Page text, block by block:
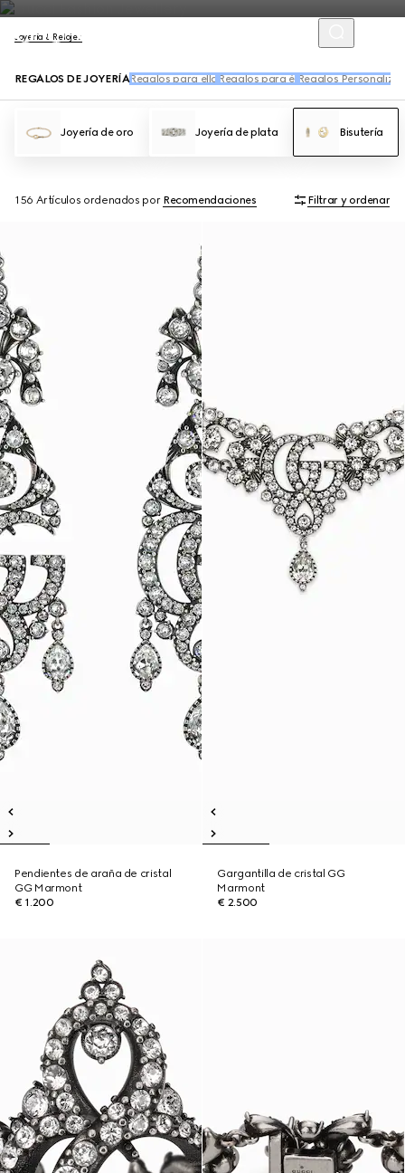
Joyería & Relojes
REGALOS DE JOYERÍARegalos para ella Regalos para él Regalos
Joyería de oro Joyería de plata Bisutería
156 Artículos ordenados por Recomendaciones Filtrar y ordenar
Pendientes de araña de cristal
GG Marmont
€ 1.200
Gargantilla de cristal GG
Marmont
€ 2.500